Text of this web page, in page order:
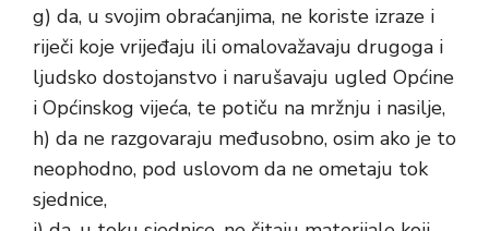
g) da, u svojim obraćanjima, ne koriste izraze i
riječi koje vrijeđaju ili omalovažavaju drugoga i
ljudsko dostojanstvo i narušavaju ugled Općine
i Općinskog vijeća, te potiču na mržnju i nasilje,
h) da ne razgovaraju međusobno, osim ako je to
neophodno, pod uslovom da ne ometaju tok
sjednice,